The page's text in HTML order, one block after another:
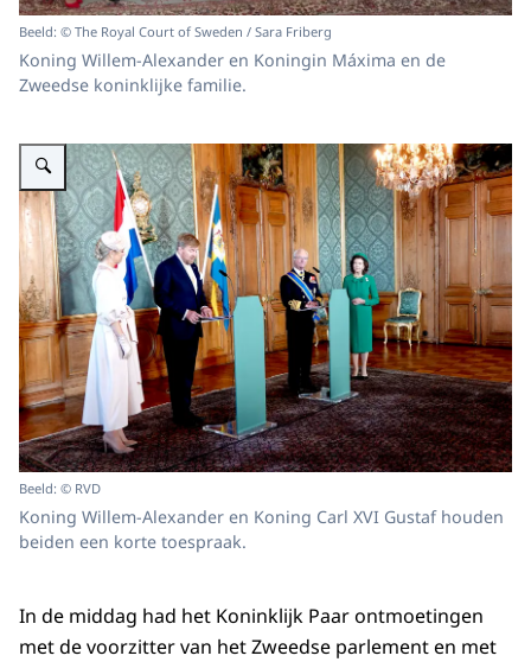
Beeld: © The Royal Court of Sweden / Sara Friberg
Koning Willem-Alexander en Koningin Máxima en de
Zweedse koninklijke familie.
Vergroot afbeelding Koning Willem-Alexander houdt een korte toespraak
Beeld: © RVD
Koning Willem-Alexander en Koning Carl XVI Gustaf houden
beiden een korte toespraak.
In de middag had het Koninklijk Paar ontmoetingen
met de voorzitter van het Zweedse parlement en met